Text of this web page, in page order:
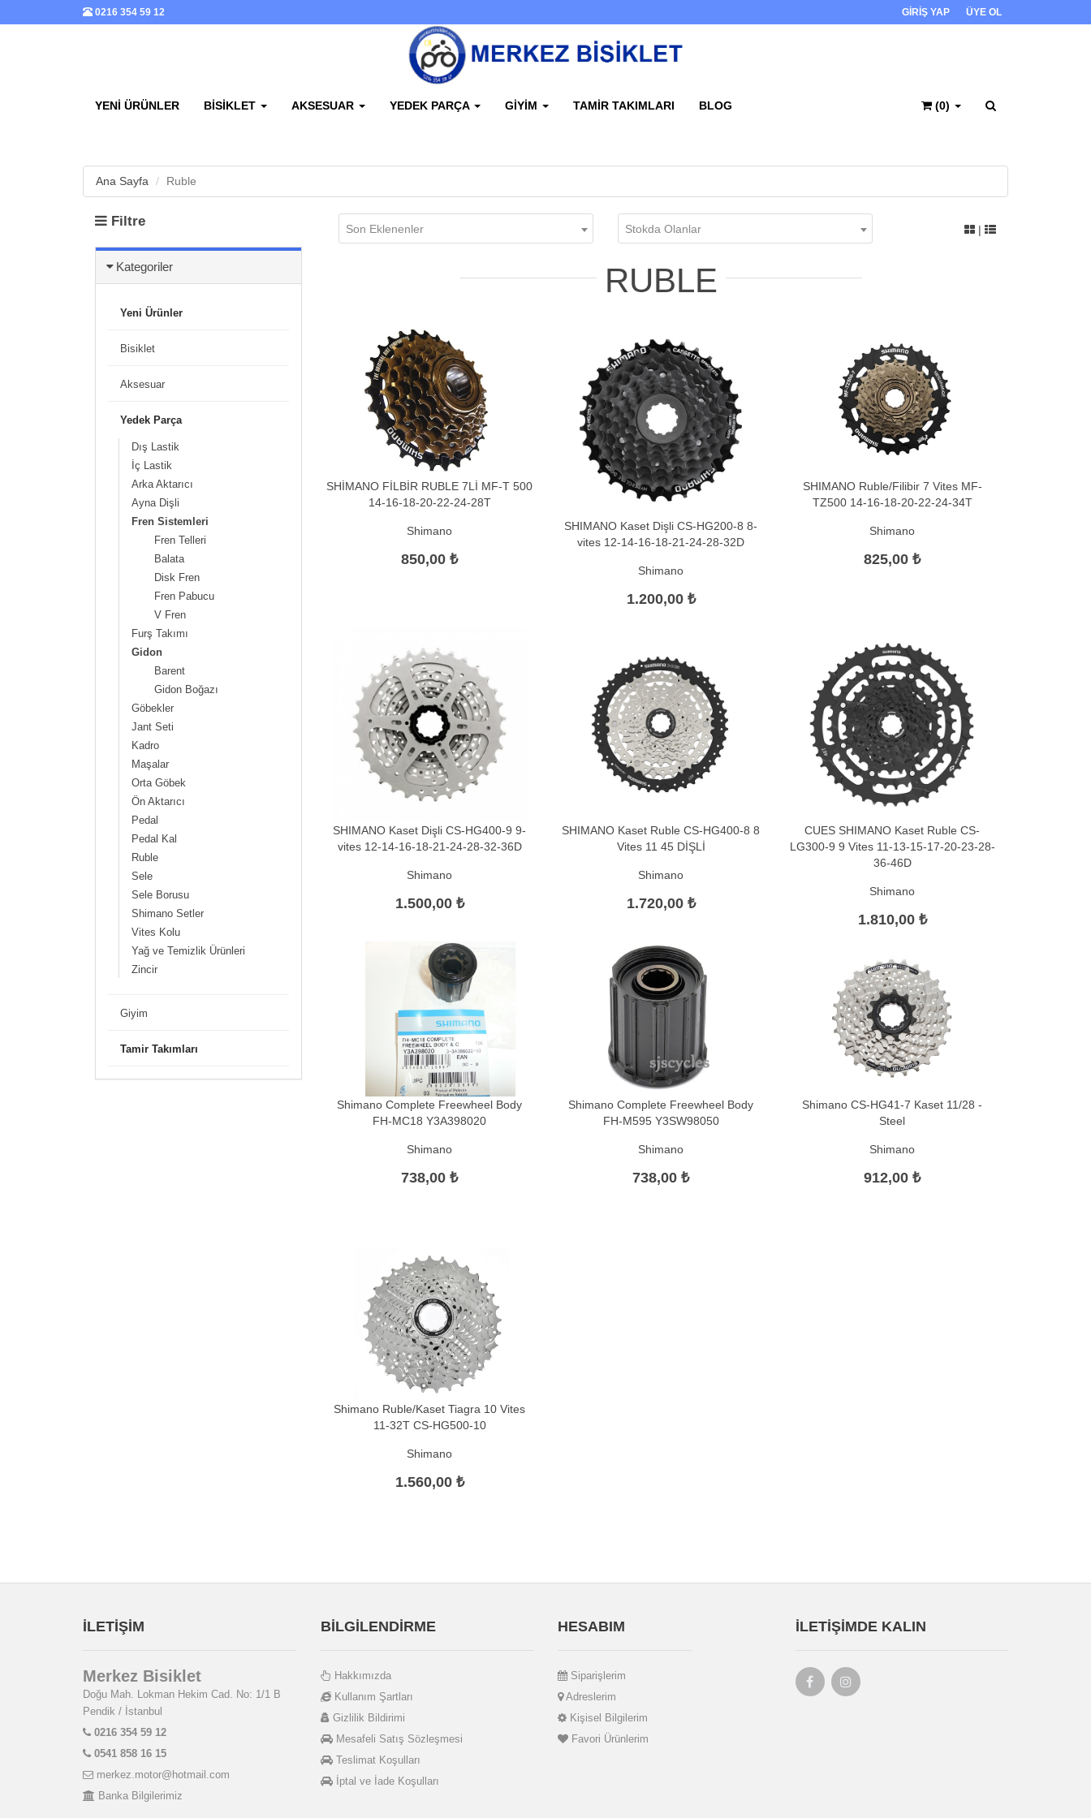
0216 354 59 12 GİRİŞ YAP ÜYE OL
YENI ÜRÜNLER BISIKLET AKSESUAR YEDEK PARÇA GIYIM TAMIR TAKIMLARI BLOG (0)
Ana Sayfa Ruble
Filtre Son Eklenenler Stokda Olanlar |
Kategoriler
Yeni Ürünler
Bisiklet
Aksesuar
Yedek Parça
Dış Lastik
İç Lastik
Arka Aktarıcı
Ayna Dişli
Fren Sistemleri
Fren Telleri
Balata
Disk Fren
Fren Pabucu
V Fren
Furş Takımı
Gidon
Barent
Gidon Boğazı
Göbekler
Jant Seti
Kadro
Maşalar
Orta Göbek
Ön Aktarıcı
Pedal
Pedal Kal
Ruble
Sele
Sele Borusu
Shimano Setler
Vites Kolu
Yağ ve Temizlik Ürünleri
Zincir
Giyim
Tamir Takımları
RUBLE
SHİMANO FİLBİR RUBLE 7Lİ MF-T 500
14-16-18-20-22-24-28T
Shimano
850,00 ₺
SHIMANO Kaset Dişli CS-HG200-8 8-
vites 12-14-16-18-21-24-28-32D
Shimano
1.200,00 ₺
SHIMANO Ruble/Filibir 7 Vites MF-
TZ500 14-16-18-20-22-24-34T
Shimano
825,00 ₺
SHIMANO Kaset Dişli CS-HG400-9 9-
vites 12-14-16-18-21-24-28-32-36D
Shimano
1.500,00 ₺
SHIMANO Kaset Ruble CS-HG400-8 8
Vites 11 45 DİŞLİ
Shimano
1.720,00 ₺
CUES SHIMANO Kaset Ruble CS-
LG300-9 9 Vites 11-13-15-17-20-23-28-
36-46D
Shimano
1.810,00 ₺
Shimano Complete Freewheel Body
FH-MC18 Y3A398020
Shimano
738,00 ₺
Shimano Complete Freewheel Body
FH-M595 Y3SW98050
Shimano
738,00 ₺
Shimano CS-HG41-7 Kaset 11/28 -
Steel
Shimano
912,00 ₺
Shimano Ruble/Kaset Tiagra 10 Vites
11-32T CS-HG500-10
Shimano
1.560,00 ₺
İLETİŞİM
Merkez Bisiklet
Doğu Mah. Lokman Hekim Cad. No: 1/1 B
Pendik / İstanbul
0216 354 59 12
0541 858 16 15
merkez.motor@hotmail.com
Banka Bilgilerimiz
BİLGİLENDİRME
Hakkımızda
Kullanım Şartları
Gizlilik Bildirimi
Mesafeli Satış Sözleşmesi
Teslimat Koşulları
İptal ve İade Koşulları
HESABIM
Siparişlerim
Adreslerim
Kişisel Bilgilerim
Favori Ürünlerim
İLETIŞIMDE KALIN